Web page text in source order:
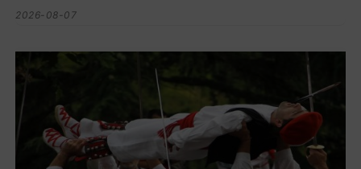
2026-08-07
Lorentzo Deunaren jaiak domekan
hasiko dira Montorran eta Berrizen